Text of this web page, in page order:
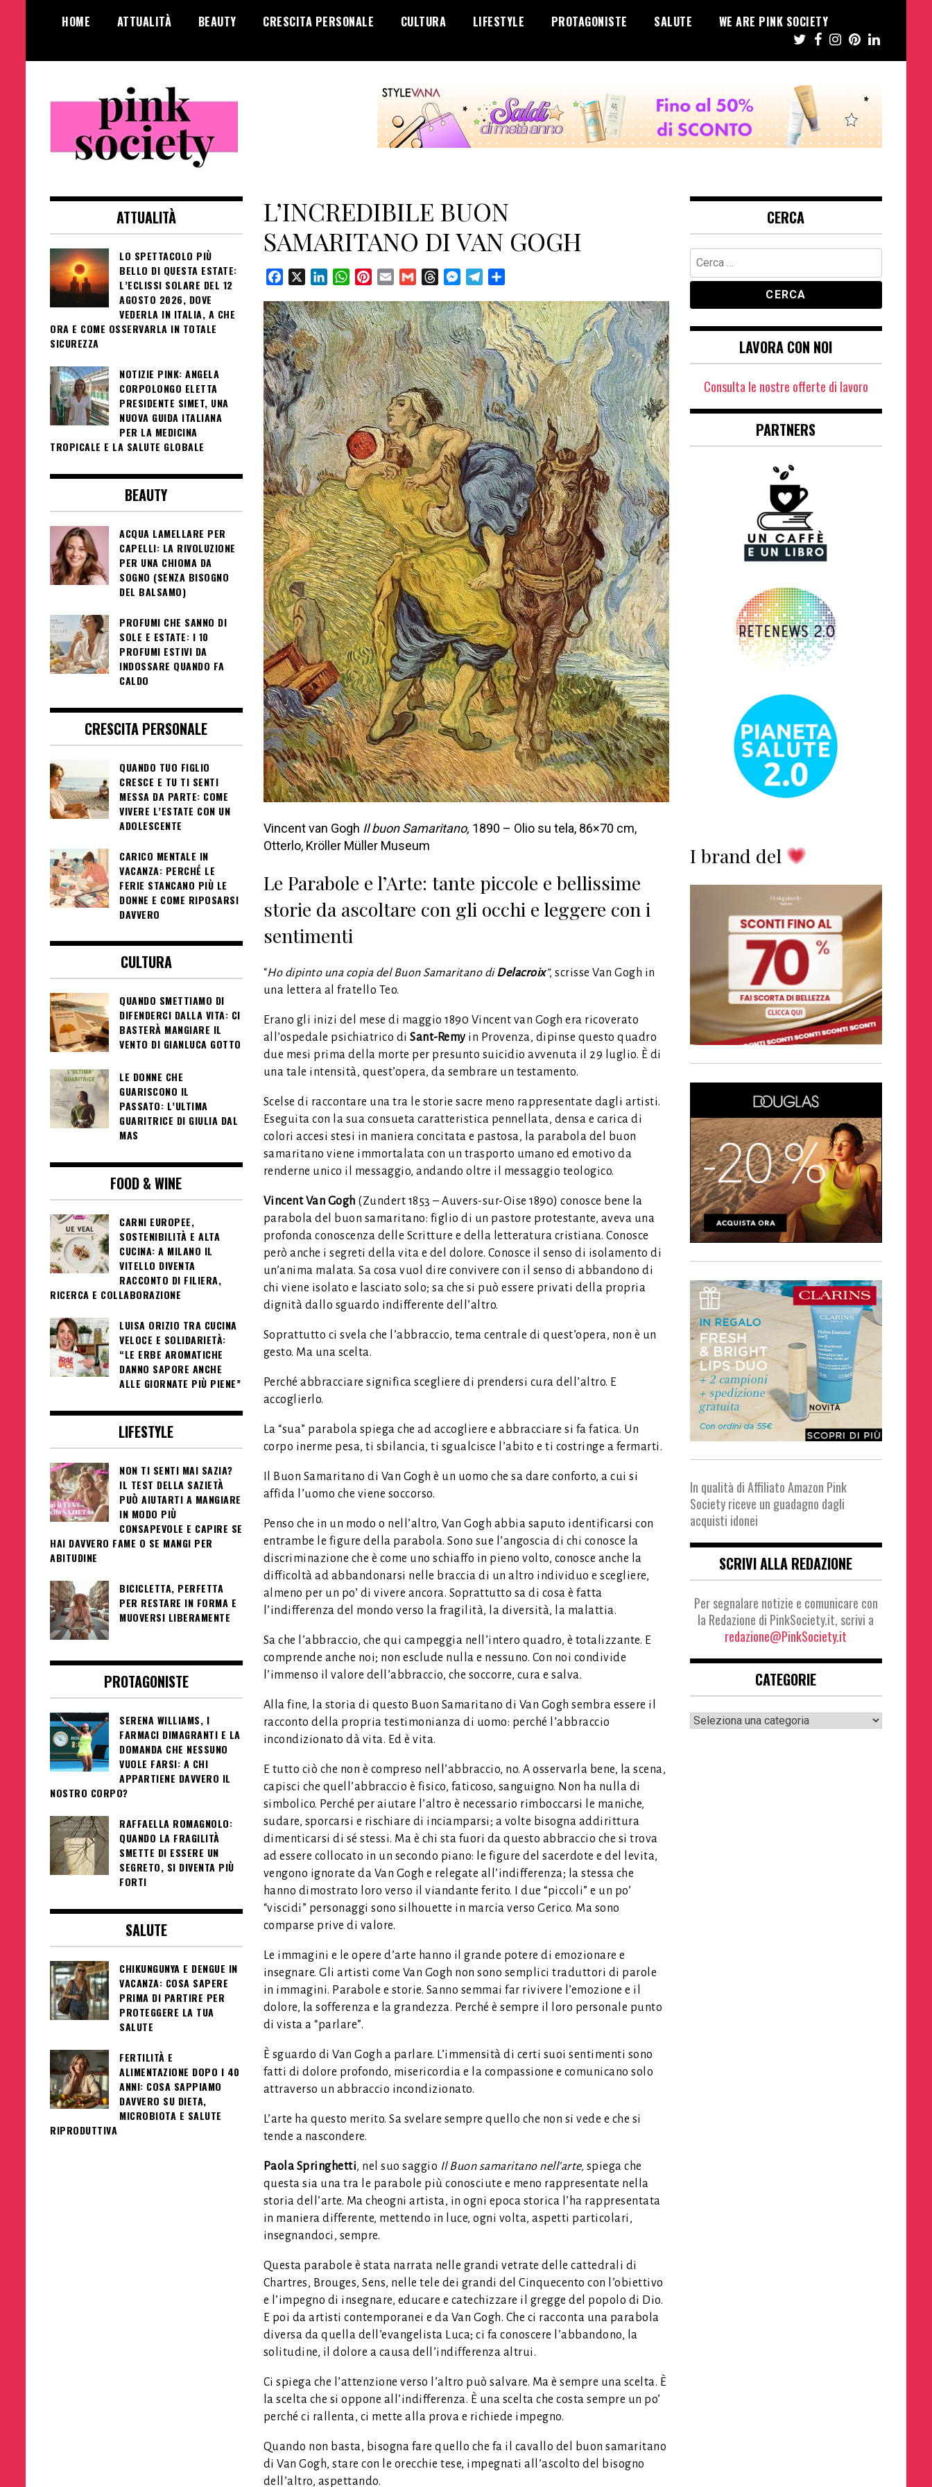
HOME ATTUALITÀ BEAUTY CRESCITA PERSONALE CULTURA LIFESTYLE PROTAGONISTE SALUTE WE ARE PINK SOCIETY
Pink Society
femminile
L’INCREDIBILE BUON
SAMARITANO DI VAN GOGH
Facebook LinkedInWhatsAppPinterest
Email Gmail ThreadsMessenger
Telegram
Vincent van Gogh Il buon Samaritano, 1890 – Olio su tela, 86×70 cm,
Otterlo, Kröller Müller Museum
Le Parabole e l’Arte: tante piccole e bellissime
storie da ascoltare con gli occhi e leggere con i
sentimenti
“Ho dipinto una copia del Buon Samaritano diDelacroix”, scrisse Van Gogh in
una lettera al fratello Teo.
Erano gli inizi del mese di maggio 1890 Vincent van Gogh era ricoverato
all’ospedale psichiatrico di Sant-Remy in Provenza, dipinse questo quadro
due mesi prima della morte per presunto suicidio avvenuta il 29 luglio. È di
una tale intensità, quest’opera, da sembrare un testamento.
Scelse di raccontare una tra le storie sacre meno rappresentate dagli artisti.
Eseguita con la sua consueta caratteristica pennellata, densa e carica di
colori accesi stesi in maniera concitata e pastosa, la parabola del buon
samaritano viene immortalata con un trasporto umano ed emotivo da
renderne unico il messaggio, andando oltre il messaggio teologico.
Vincent Van Gogh (Zundert 1853 – Auvers-sur-Oise 1890) conosce bene la
parabola del buon samaritano: figlio di un pastore protestante, aveva una
profonda conoscenza delle Scritture e della letteratura cristiana. Conosce
però anche i segreti della vita e del dolore. Conosce il senso di isolamento di
un’anima malata. Sa cosa vuol dire convivere con il senso di abbandono di
chi viene isolato e lasciato solo; sa che si può essere privati della propria
dignità dallo sguardo indifferente dell’altro.
Soprattutto ci svela che l’abbraccio, tema centrale di quest’opera, non è un
gesto. Ma una scelta.
Perché abbracciare significa scegliere di prendersi cura dell’altro. E
accoglierlo.
La “sua” parabola spiega che ad accogliere e abbracciare si fa fatica. Un
corpo inerme pesa, ti sbilancia, ti sgualcisce l’abito e ti costringe a fermarti.
Il Buon Samaritano di Van Gogh è un uomo che sa dare conforto, a cui si
affida l’uomo che viene soccorso.
Penso che in un modo o nell’altro, Van Gogh abbia saputo identificarsi con
entrambe le figure della parabola. Sono sue l’angoscia di chi conosce la
discriminazione che è come uno schiaffo in pieno volto, conosce anche la
difficoltà ad abbandonarsi nelle braccia di un altro individuo e scegliere,
almeno per un po’ di vivere ancora. Soprattutto sa di cosa è fatta
l’indifferenza del mondo verso la fragilità, la diversità, la malattia.
Sa che l’abbraccio, che qui campeggia nell’intero quadro, è totalizzante. E
comprende anche noi; non esclude nulla e nessuno. Con noi condivide
l’immenso il valore dell’abbraccio, che soccorre, cura e salva.
Alla fine, la storia di questo Buon Samaritano di Van Gogh sembra essere il
racconto della propria testimonianza di uomo: perché l’abbraccio
incondizionato dà vita. Ed è vita.
E tutto ciò che non è compreso nell’abbraccio, no. A osservarla bene, la scena,
capisci che quell’abbraccio è fisico, faticoso, sanguigno. Non ha nulla di
simbolico. Perché per aiutare l’altro è necessario rimboccarsi le maniche,
sudare, sporcarsi e rischiare di inciamparsi; a volte bisogna addirittura
dimenticarsi di sé stessi. Ma è chi sta fuori da questo abbraccio che si trova
ad essere collocato in un secondo piano: le figure del sacerdote e del levita,
vengono ignorate da Van Gogh e relegate all’indifferenza; la stessa che
hanno dimostrato loro verso il viandante ferito. I due “piccoli” e un po’
“viscidi” personaggi sono silhouette in marcia verso Gerico. Ma sono
comparse prive di valore.
Le immagini e le opere d’arte hanno il grande potere di emozionare e
insegnare. Gli artisti come Van Gogh non sono semplici traduttori di parole
in immagini. Parabole e storie. Sanno semmai far rivivere l’emozione e il
dolore, la sofferenza e la grandezza. Perché è sempre il loro personale punto
di vista a “parlare”.
È sguardo di Van Gogh a parlare. L’immensità di certi suoi sentimenti sono
fatti di dolore profondo, misericordia e la compassione e comunicano solo
attraverso un abbraccio incondizionato.
L’arte ha questo merito. Sa svelare sempre quello che non si vede e che si
tende a nascondere.
Paola Springhetti, nel suo saggio Il Buon samaritano nell’arte, spiega che
questa sia una tra le parabole più conosciute e meno rappresentate nella
storia dell’arte. Ma cheogni artista, in ogni epoca storica l’ha rappresentata
in maniera differente, mettendo in luce, ogni volta, aspetti particolari,
insegnandoci, sempre.
Questa parabole è stata narrata nelle grandi vetrate delle cattedrali di
Chartres, Brouges, Sens, nelle tele dei grandi del Cinquecento con l’obiettivo
e l’impegno di insegnare, educare e catechizzare il gregge del popolo di Dio.
E poi da artisti contemporanei e da Van Gogh. Che ci racconta una parabola
diversa da quella dell’evangelista Luca; ci fa conoscere l’abbandono, la
solitudine, il dolore a causa dell’indifferenza altrui.
Ci spiega che l’attenzione verso l’altro può salvare. Ma è sempre una scelta. È
la scelta che si oppone all’indifferenza. È una scelta che costa sempre un po’
perché ci rallenta, ci mette alla prova e richiede impegno.
Quando non basta, bisogna fare quello che fa il cavallo del buon samaritano
di Van Gogh, stare con le orecchie tese, impegnati all’ascolto del bisogno
dell’altro, aspettando.
ATTUALITÀ
LO SPETTACOLO PIÙ
BELLO DI QUESTA ESTATE:
L’ECLISSI SOLARE DEL 12
AGOSTO 2026, DOVE
VEDERLA IN ITALIA, A CHE
ORA E COME OSSERVARLA IN TOTALE
SICUREZZA
NOTIZIE PINK: ANGELA
CORPOLONGO ELETTA
PRESIDENTE SIMET, UNA
NUOVA GUIDA ITALIANA
PER LA MEDICINA
TROPICALE E LA SALUTE GLOBALE
BEAUTY
ACQUA LAMELLARE PER
CAPELLI: LA RIVOLUZIONE
PER UNA CHIOMA DA
SOGNO (SENZA BISOGNO
DEL BALSAMO)
PROFUMI CHE SANNO DI
SOLE E ESTATE: I 10
PROFUMI ESTIVI DA
INDOSSARE QUANDO FA
CALDO
CRESCITA PERSONALE
QUANDO TUO FIGLIO
CRESCE E TU TI SENTI
MESSA DA PARTE: COME
VIVERE L’ESTATE CON UN
ADOLESCENTE
CARICO MENTALE IN
VACANZA: PERCHÉ LE
FERIE STANCANO PIÙ LE
DONNE E COME RIPOSARSI
DAVVERO
CULTURA
QUANDO SMETTIAMO DI
DIFENDERCI DALLA VITA: CI
BASTERÀ MANGIARE IL
VENTO DI GIANLUCA GOTTO
LE DONNE CHE
GUARISCONO IL
PASSATO: L’ULTIMA
GUARITRICE DI GIULIA DAL
MAS
FOOD & WINE
CARNI EUROPEE,
SOSTENIBILITÀ E ALTA
CUCINA: A MILANO IL
VITELLO DIVENTA
RACCONTO DI FILIERA,
RICERCA E COLLABORAZIONE
LUISA ORIZIO TRA CUCINA
VELOCE E SOLIDARIETÀ:
“LE ERBE AROMATICHE
DANNO SAPORE ANCHE
ALLE GIORNATE PIÙ PIENE”
LIFESTYLE
NON TI SENTI MAI SAZIA?
IL TEST DELLA SAZIETÀ
PUÒ AIUTARTI A MANGIARE
IN MODO PIÙ
CONSAPEVOLE E CAPIRE SE
HAI DAVVERO FAME O SE MANGI PER
ABITUDINE
BICICLETTA, PERFETTA
PER RESTARE IN FORMA E
MUOVERSI LIBERAMENTE
PROTAGONISTE
SERENA WILLIAMS, I
FARMACI DIMAGRANTI E LA
DOMANDA CHE NESSUNO
VUOLE FARSI: A CHI
APPARTIENE DAVVERO IL
NOSTRO CORPO?
RAFFAELLA ROMAGNOLO:
QUANDO LA FRAGILITÀ
SMETTE DI ESSERE UN
SEGRETO, SI DIVENTA PIÙ
FORTI
SALUTE
CHIKUNGUNYA E DENGUE IN
VACANZA: COSA SAPERE
PRIMA DI PARTIRE PER
PROTEGGERE LA TUA
SALUTE
FERTILITÀ E
ALIMENTAZIONE DOPO I 40
ANNI: COSA SAPPIAMO
DAVVERO SU DIETA,
MICROBIOTA E SALUTE
RIPRODUTTIVA
CERCA
Ricerca
per:
LAVORA CON NOI
Consulta le nostre offerte di lavoro
PARTNERS
I brand del
In qualità di Affiliato Amazon Pink
Society riceve un guadagno dagli
acquisti idonei
SCRIVI ALLA REDAZIONE
Per segnalare notizie e comunicare con
la Redazione di PinkSociety.it, scrivi a
redazione@PinkSociety.it
CATEGORIE
Categorie